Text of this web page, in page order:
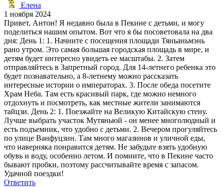
Елена
1 ноября 2024
Привет, Антон! Я недавно была в Пекине с детьми, и могу
поделиться нашим опытом. Вот что я бы посоветовала на два
дня: День 1: 1. Начните с посещения площади Тяньаньмэнь
рано утром. Это самая большая городская площадь в мире, и
детям будет интересно увидеть ее масштабы. 2. Затем
отправляйтесь в Запретный город. Для 14-летнего ребенка это
будет познавательно, а 8-летнему можно рассказать
интересные истории о императорах. 3. После обеда посетите
Храм Неба. Там есть красивый парк, где можно немного
отдохнуть и посмотреть, как местные жители занимаются
тайцзи. День 2: 1. Поезжайте на Великую Китайскую стену.
Лучше выбрать участок Мутяньюй - он менее многолюдный и
есть подъемник, что удобно с детьми. 2. Вечером прогуляйтесь
по улице Ванфуцзин. Там много магазинов и уличной еды,
что наверняка понравится детям. Не забудьте взять удобную
обувь и воду, особенно летом. И помните, что в Пекине часто
бывают пробки, поэтому рассчитывайте время с запасом.
Удачной поездки!
Ответить